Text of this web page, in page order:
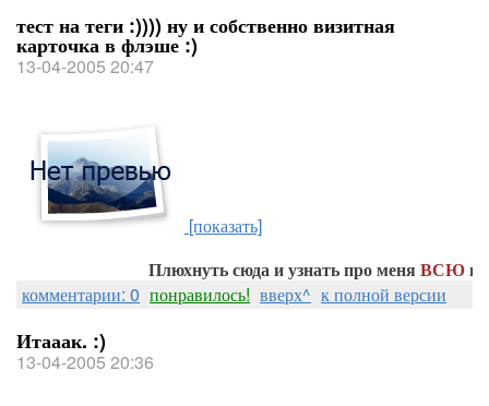
тест на теги :)))) ну и собственно визитная
карточка в флэше :)
13-04-2005 20:47
[показать]
Плюхнуть сюда и узнать про меняВСЮ
комментарии: 0 понравилось! вверх^ к полной версии
Итааак. :)
13-04-2005 20:36